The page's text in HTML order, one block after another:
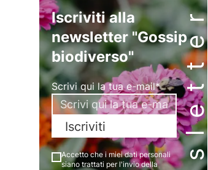
Iscriviti alla
newsletter "Gossip
biodiverso"
Scrivi qui la tua e-mail*
Iscriviti
Accetto che i miei dati personali
siano trattati per l'invio della